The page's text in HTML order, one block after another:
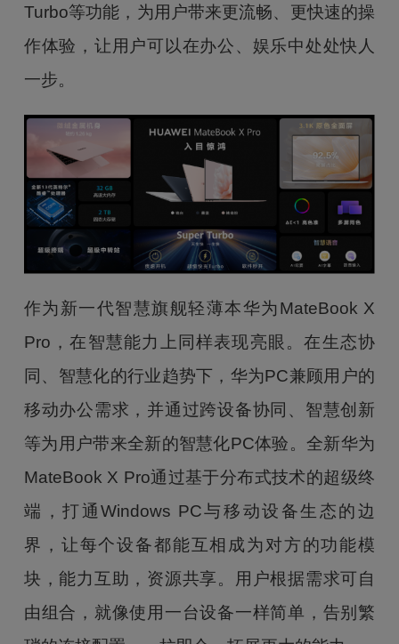
Turbo等功能，为用户带来更流畅、更快速的操
作体验，让用户可以在办公、娱乐中处处快人
一步。
作为新一代智慧旗舰轻薄本华为MateBook X
Pro，在智慧能力上同样表现亮眼。在生态协
同、智慧化的行业趋势下，华为PC兼顾用户的
移动办公需求，并通过跨设备协同、智慧创新
等为用户带来全新的智慧化PC体验。全新华为
MateBook X Pro通过基于分布式技术的超级终
端，打通Windows PC与移动设备生态的边
界，让每个设备都能互相成为对方的功能模
块，能力互助，资源共享。用户根据需求可自
由组合，就像使用一台设备一样简单，告别繁